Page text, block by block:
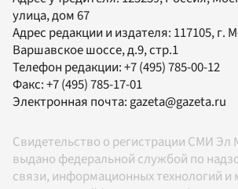
улица, дом 67
Адрес редакции и издателя: 117105, г.
Варшавское шоссе, д.9, стр.1
Телефон редакции:+7 (495) 785-00-12
Факс:+7 (495) 785-17-01
Электронная почта:gazeta@gazeta.ru
Свидетельство о регистрации СМИ Эл
выдано федеральной службой по
связи, информационных технологий и